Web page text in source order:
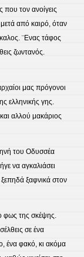
τον ανοίγεις
μετά από καιρό, όταν
¨Ενας τάφος
ζωντανός.
μας πρόγονοι
ελληνικής γης.
αλλού μακάριος
του Οδυσσέα
να αγκαλιάσει
ξαφνικά στον
φως της σκέψης.
σε ένα
ένα φακό, κι ακόμα